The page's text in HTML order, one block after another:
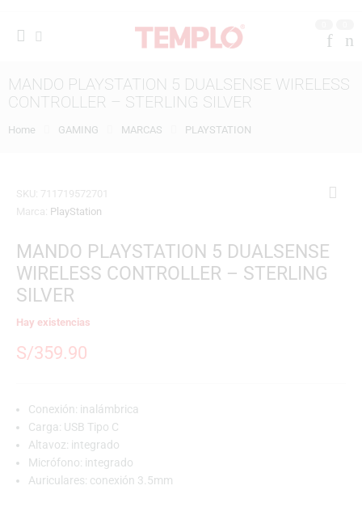
MANDO PLAYSTATION 5 DUALSENSE WIRELESS
CONTROLLER – STERLING SILVER
Home GAMING MARCAS PLAYSTATION
SKU: 711719572701
Marca: PlayStation
MANDO PLAYSTATION 5 DUALSENSE
WIRELESS CONTROLLER – STERLING
SILVER
Hay existencias
S/359.90
Conexión: inalámbrica
Carga: USB Tipo C
Altavoz: integrado
Micrófono: integrado
Auriculares: conexión 3.5mm